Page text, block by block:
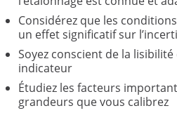
Considérez que les
un effet significatif sur
Soyez conscient de la
indicateur
Étudiez les facteurs
grandeurs que vous calibrez